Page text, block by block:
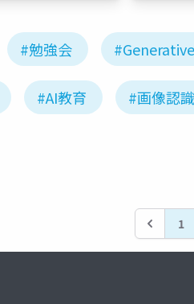
#勉強会
#AI教育 #画像認識
1